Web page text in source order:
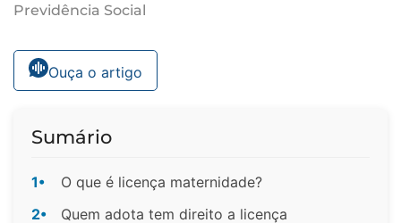
Previdência Social
Ouça o artigo
Sumário
1•
O que é licença maternidade?
2•
Quem adota tem direito a licença